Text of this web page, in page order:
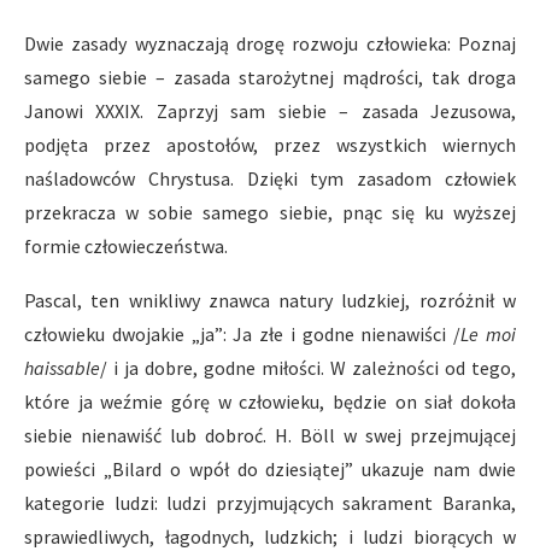
Dwie zasady wyznaczają drogę rozwoju człowieka: Poznaj
samego siebie – zasada starożytnej mądrości, tak droga
Janowi XXXIX. Zaprzyj sam siebie – zasada Jezusowa,
podjęta przez apostołów, przez wszystkich wiernych
naśladowców Chrystusa. Dzięki tym zasadom człowiek
przekracza w sobie samego siebie, pnąc się ku wyższej
formie człowieczeństwa.
Pascal, ten wnikliwy znawca natury ludzkiej, rozróżnił w
człowieku dwojakie „ja”: Ja złe i godne nienawiści /Le moi
haissable/ i ja dobre, godne miłości. W zależności od tego,
które ja weźmie górę w człowieku, będzie on siał dokoła
siebie nienawiść lub dobroć. H. Böll w swej przejmującej
powieści „Bilard o wpół do dziesiątej” ukazuje nam dwie
kategorie ludzi: ludzi przyjmujących sakrament Baranka,
sprawiedliwych, łagodnych, ludzkich; i ludzi biorących w